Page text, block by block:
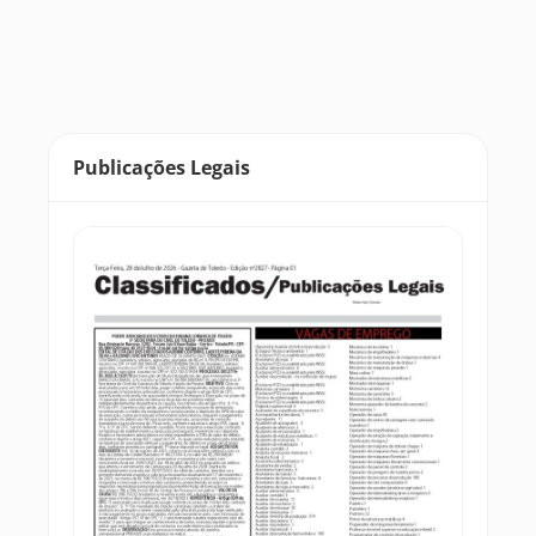
Publicações Legais